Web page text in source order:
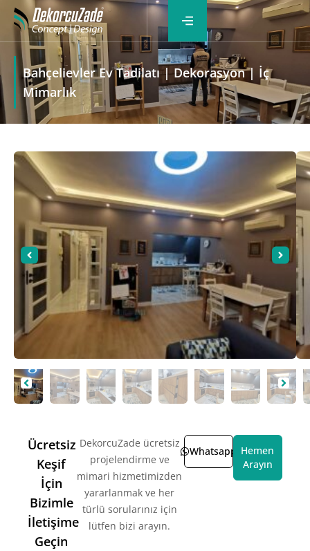
Bahçelievler Ev Tadilatı | Dekorasyon | İç
Mimarlık
Ücretsiz
Keşif
İçin
Bizimle
İletişime
Geçin
DekorcuZade ücretsiz
projelendirme ve
mimari hizmetimizden
yararlanmak ve her
türlü sorularınız için
lütfen bizi arayın.
Whatsapp
Hemen
Arayın